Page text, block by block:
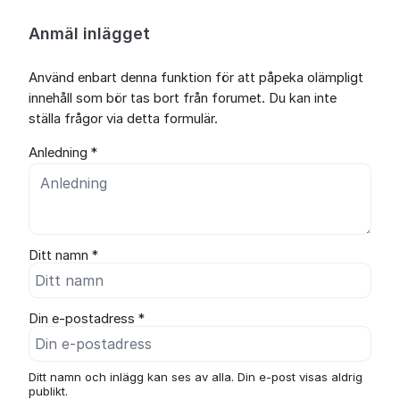
Anmäl inlägget
Använd enbart denna funktion för att påpeka olämpligt
innehåll som bör tas bort från forumet. Du kan inte
ställa frågor via detta formulär.
Anledning *
Ditt namn *
Din e-postadress *
Ditt namn och inlägg kan ses av alla. Din e-post visas aldrig
publikt.